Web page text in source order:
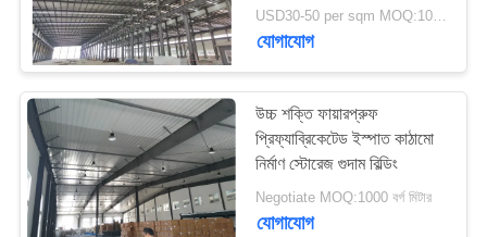
ভিআর
শো
আমাদের
সম্পর্কে
USD30-50 per sqm MOQ:1000 বর্গমিটার
যোগাযোগ
উচ্চ শক্তি ফায়ারপ্রুফ
প্রিফ্যাব্রিকেটেড ইস্পাত কাঠামো
নির্মাণ স্টোরেজ গুদাম বিল্ডিং
Negotiate MOQ:1000 বর্গ মিটার
যোগাযোগ